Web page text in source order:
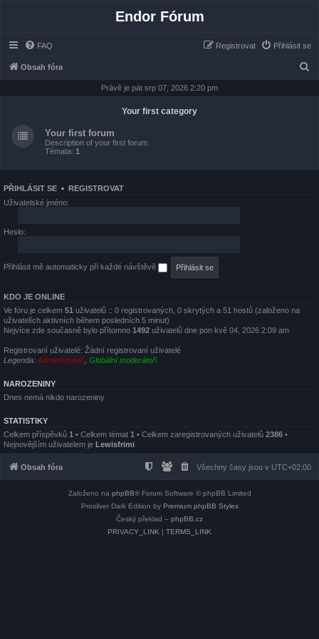
Endor Fórum
FAQ Přihlásit se
Registrovat
Obsah fóra
Právě je pát srp 07, 2026 2:20 pm
Your first category
Your first forum
Description of your first forum.
Témata: 1
PŘIHLÁSIT SE • REGISTROVAT
Uživatelské jméno:
Heslo:
Přihlásit mě automaticky při každé návštěvě
KDO JE ONLINE
Ve fóru je celkem 51 uživatelů :: 0 registrovaných, 0 skrytých a 51 hostů (založeno na
uživatelích aktivních během posledních 5 minut)
Nejvíce zde současně bylo přítomno 1492 uživatelů dne pon kvě 04, 2026 2:09 am
Registrovaní uživatelé: Žádní registrovaní uživatelé
Legenda: Administrátoři, Globální moderátoři
NAROZENINY
Dnes nemá nikdo narozeniny
STATISTIKY
Celkem příspěvků 1 • Celkem témat 1 • Celkem zaregistrovaných uživatelů 2386 •
Nejnovějším uživatelem je Lewisfrimi
Obsah fóra Všechny časy jsou v UTC+02:00
Založeno na phpBB® Forum Software © phpBB Limited
Prosilver Dark Edition by Premium phpBB Styles
Český překlad – phpBB.cz
PRIVACY_LINK | TERMS_LINK